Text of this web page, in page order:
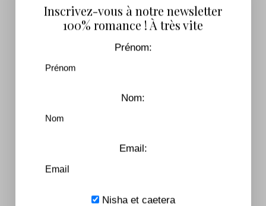
J'accepte que mes données soumises soient
collectées et stockées.
Inscrivez-vous pour recevoir notre lettre
Inscrivez-vous à notre newsletter
100% romance ! À très vite
Prénom:
Nom:
Email:
Nisha et caetera